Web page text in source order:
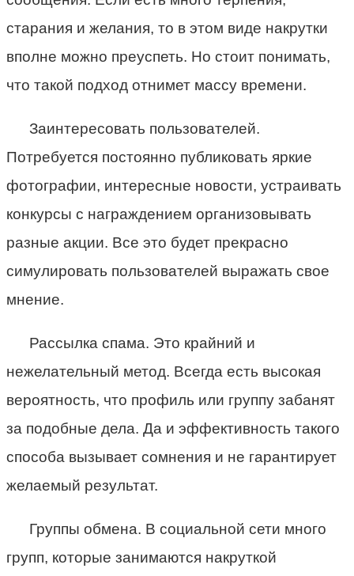
старания и желания, то в этом виде накрутки
вполне можно преуспеть. Но стоит понимать,
что такой подход отнимет массу времени.
Заинтересовать пользователей.
Потребуется постоянно публиковать яркие
фотографии, интересные новости, устраивать
конкурсы с награждением организовывать
разные акции. Все это будет прекрасно
симулировать пользователей выражать свое
мнение.
Рассылка спама. Это крайний и
нежелательный метод. Всегда есть высокая
вероятность, что профиль или группу забанят
за подобные дела. Да и эффективность такого
способа вызывает сомнения и не гарантирует
желаемый результат.
Группы обмена. В социальной сети много
групп, которые занимаются накруткой